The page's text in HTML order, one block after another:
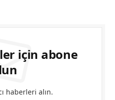
için abone
haberleri alın.